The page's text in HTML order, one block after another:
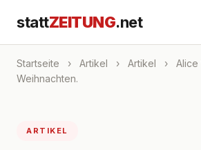
stattZEITUNG.net
Startseite › Artikel › Artikel ›
Alice
Weihnachten.
ARTIKEL